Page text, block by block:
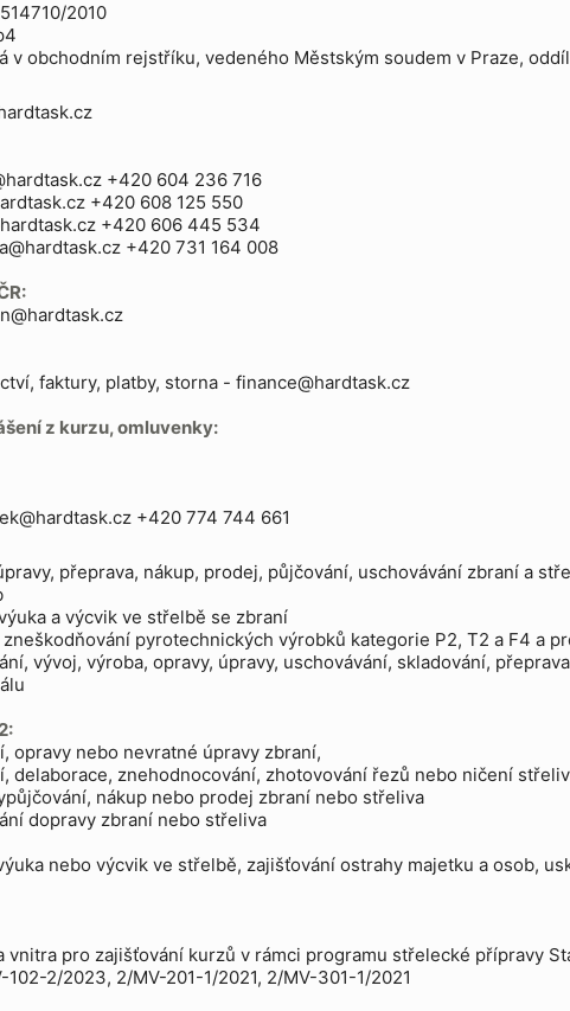
2010
v obchodním rejstříku, vedeného Městským soudem v Praze,
+420 604 236 716
+420 608 125 550
+420 606 445 534
+420 731 164 008
faktury, platby, storna - finance@hardtask.cz
z kurzu, omluvenky:
+420 774 744 661
přeprava, nákup, prodej, půjčování, uschovávání zbraní a
a výcvik ve střelbě se zbraní
pyrotechnických výrobků kategorie P2, T2 a F4 a
vývoj, výroba, opravy, úpravy, uschovávání, skladování,
opravy nebo nevratné úpravy zbraní,
delaborace, znehodnocování, zhotovování řezů nebo ničení
nákup nebo prodej zbraní nebo střeliva
dopravy zbraní nebo střeliva
nebo výcvik ve střelbě, zajišťování ostrahy majetku a osob,
pro zajišťování kurzů v rámci programu střelecké přípravy
102-2/2023, 2/MV-201-1/2021, 2/MV-301-1/2021